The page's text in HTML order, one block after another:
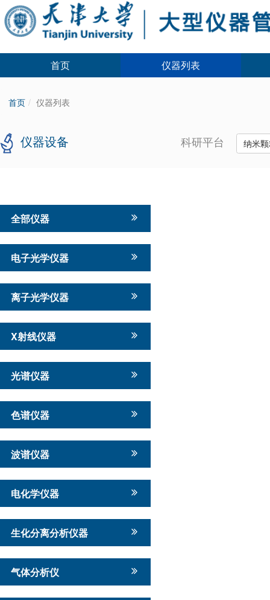
首页 仪器列表
首页 仪器列表
仪器设备 科研平台 纳米
全部仪器
电子光学仪器
离子光学仪器
X射线仪器
光谱仪器
色谱仪器
波谱仪器
电化学仪器
生化分离分析仪器
气体分析仪